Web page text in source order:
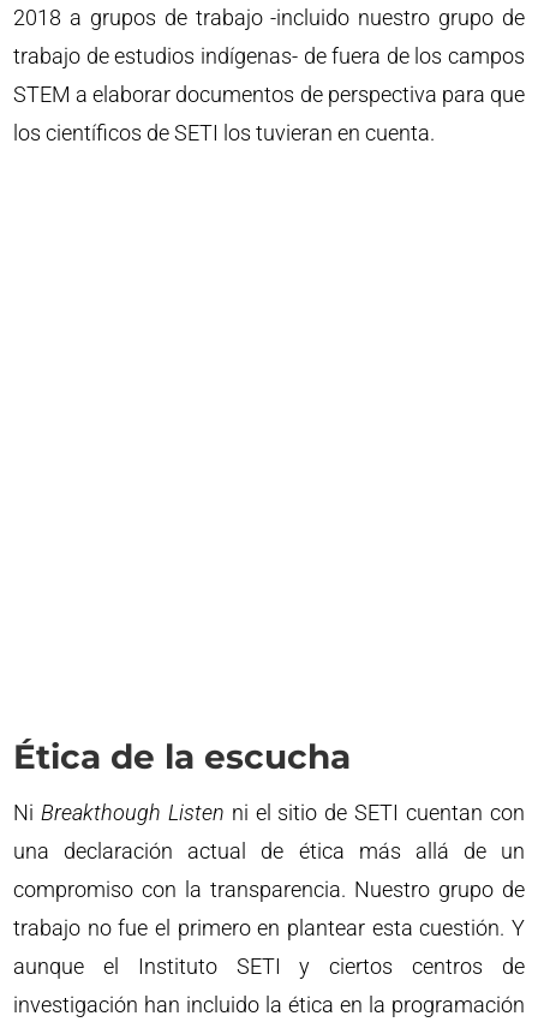
2018 a grupos de trabajo -incluido nuestro grupo de
trabajo de estudios indígenas- de fuera de los campos
STEM a elaborar documentos de perspectiva para que
los científicos de SETI los tuvieran en cuenta.
Ética de la escucha
Ni Breakthough Listen ni el sitio de SETI cuentan con
una declaración actual de ética más allá de un
compromiso con la transparencia. Nuestro grupo de
trabajo no fue el primero en plantear esta cuestión. Y
aunque el Instituto SETI y ciertos centros de
investigación han incluido la ética en la programación